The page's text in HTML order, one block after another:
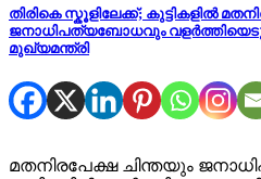
തിരികെ സ്കൂളിലേക്ക്; കുട്ടികളിൽ
ജനാധിപത്യബോധവും
മുഖ്യമന്ത്രി
മതനിരപേക്ഷ ചിന്തയും